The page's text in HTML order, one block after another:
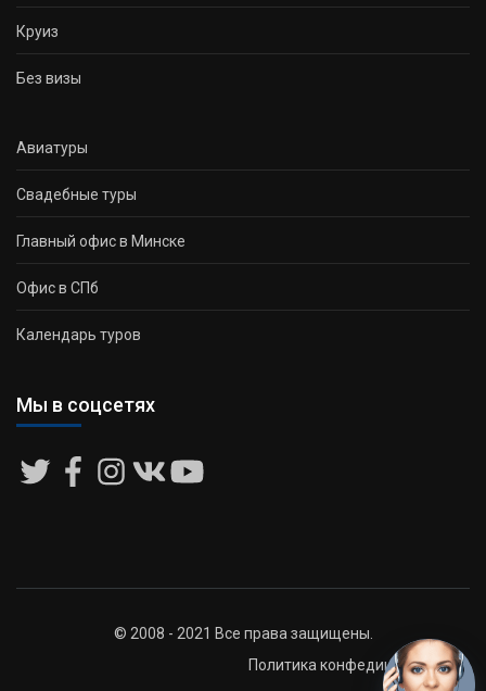
Круиз
Без визы
Авиатуры
Свадебные туры
Главный офис в Минске
Офис в СПб
Календарь туров
Мы в соцсетях
© 2008 - 2021 Все права защищены.
Политика конфедициальности